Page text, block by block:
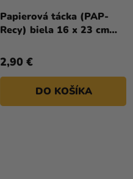
Papierová tácka (PAP-
Recy) biela 16 x 23 cm
2,90 €
DO KOŠÍKA